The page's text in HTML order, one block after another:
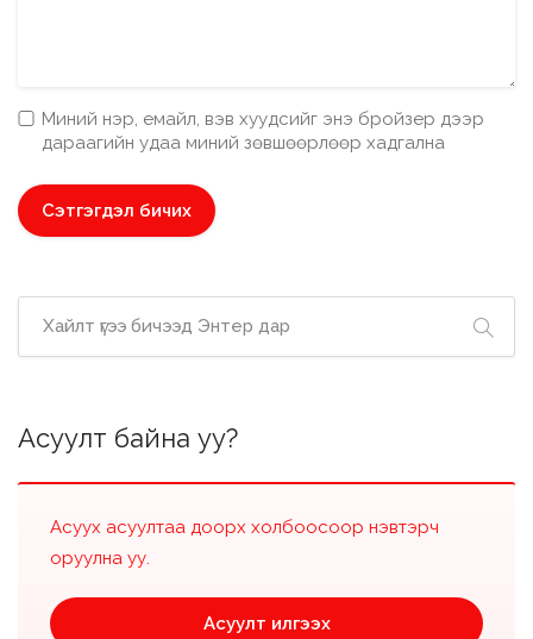
Миний нэр, емайл, вэв хуудсийг энэ бройзер дээр
дараагийн удаа миний зөвшөөрлөөр хадгална
Асуулт байна уу?
Асуух асуултаа доорх холбоосоор нэвтэрч
оруулна уу.
Асуулт илгээх